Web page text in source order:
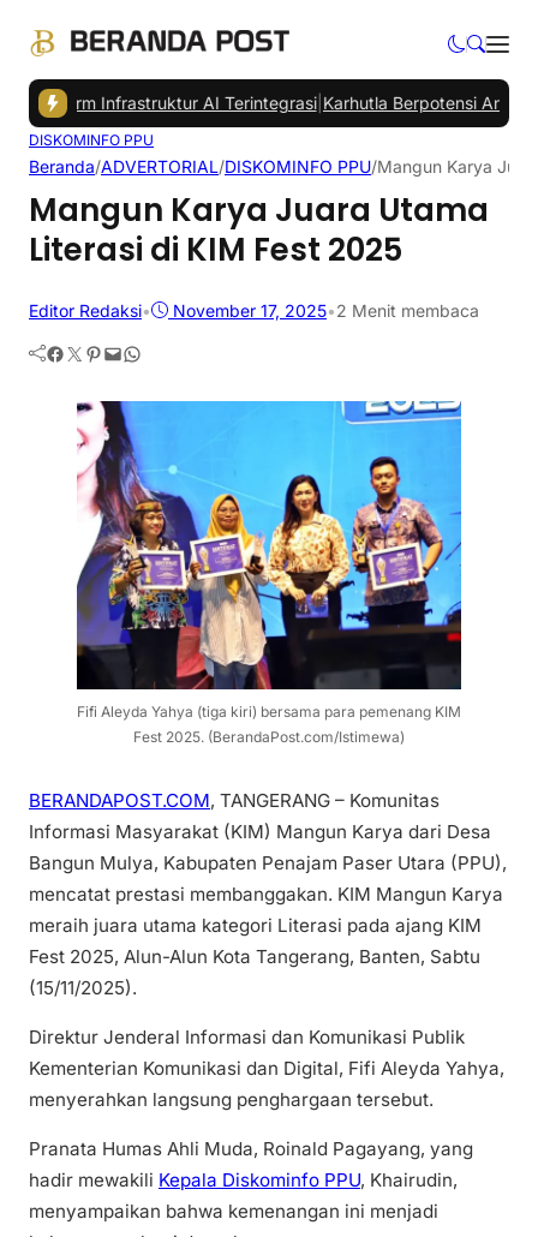
Infrastruktur AI Terintegrasi|Karhutla Berpotensi Ancam
DISKOMINFO PPU
Beranda/ADVERTORIAL/DISKOMINFO PPU/Mangun Karya
Mangun Karya Juara Utama
Literasi di KIM Fest 2025
Editor Redaksi• November 17, 2025•2 Menit membaca
Facebook Twitter Pinterest Mail WhatsApp
Fifi Aleyda Yahya (tiga kiri) bersama para pemenang KIM
Fest 2025. (BerandaPost.com/Istimewa)
BERANDAPOST.COM, TANGERANG – Komunitas
Informasi Masyarakat (KIM) Mangun Karya dari Desa
Bangun Mulya, Kabupaten Penajam Paser Utara (PPU),
mencatat prestasi membanggakan. KIM Mangun Karya
meraih juara utama kategori Literasi pada ajang KIM
Fest 2025, Alun-Alun Kota Tangerang, Banten, Sabtu
(15/11/2025).
Direktur Jenderal Informasi dan Komunikasi Publik
Kementerian Komunikasi dan Digital, Fifi Aleyda Yahya,
menyerahkan langsung penghargaan tersebut.
Pranata Humas Ahli Muda, Roinald Pagayang, yang
hadir mewakili Kepala Diskominfo PPU, Khairudin,
menyampaikan bahwa kemenangan ini menjadi